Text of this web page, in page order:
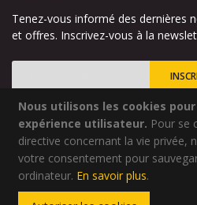
Nous utilisons les cookies
expérience utilisateur. Pour se
directive concernant la vie privée,
votre consentement pour
ordinateur. En savoir plus.
Tenez-vous informé des dernières
et offres. Inscrivez-vous à la
Inscription
notre
lettre
d’information
Site créé parCodsense